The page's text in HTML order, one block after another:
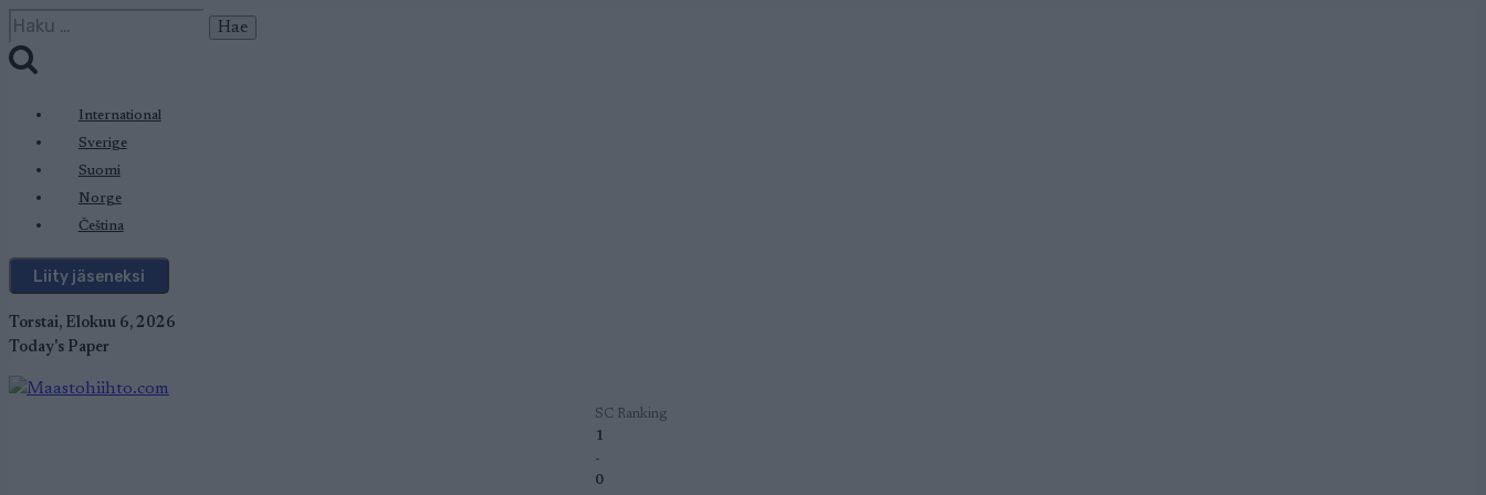
Siirry
sisältöön
Haku:
International
Sverige
Suomi
Norge
Čeština
Liity jäseneksi
Torstai, Elokuu 6, 2026
Today's Paper
SC Ranking
1
-
0